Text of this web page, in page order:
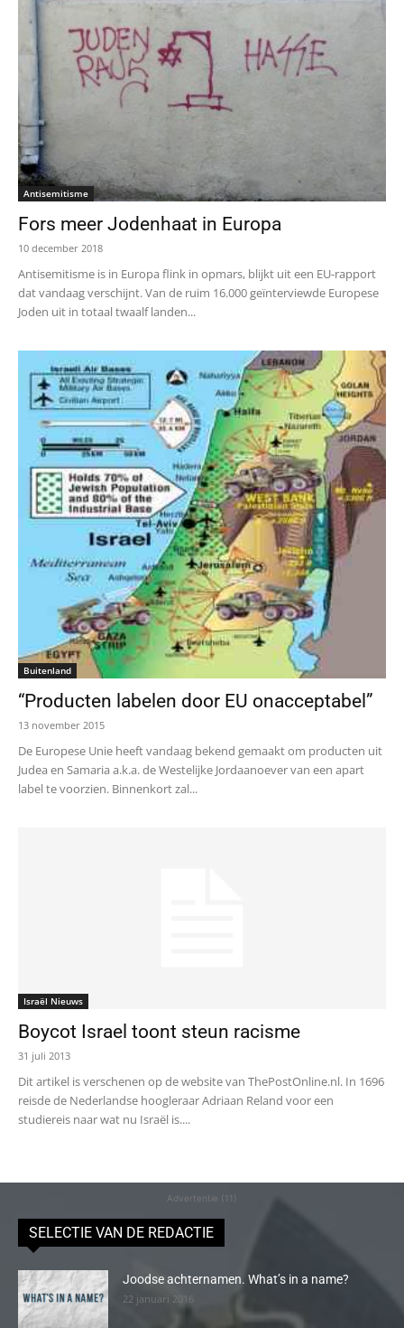
Antisemitisme
Fors meer Jodenhaat in Europa
10 december 2018
Antisemitisme is in Europa flink in opmars, blijkt uit een EU-rapport
dat vandaag verschijnt. Van de ruim 16.000 geïnterviewde Europese
Joden uit in totaal twaalf landen...
Buitenland
“Producten labelen door EU onacceptabel”
13 november 2015
De Europese Unie heeft vandaag bekend gemaakt om producten uit
Judea en Samaria a.k.a. de Westelijke Jordaanoever van een apart
label te voorzien. Binnenkort zal...
Israël Nieuws
Boycot Israel toont steun racisme
31 juli 2013
Dit artikel is verschenen op de website van ThePostOnline.nl. In 1696
reisde de Nederlandse hoogleraar Adriaan Reland voor een
studiereis naar wat nu Israël is....
Advertentie (11)
SELECTIE VAN DE REDACTIE
Joodse achternamen. What’s in a name?
22 januari 2016